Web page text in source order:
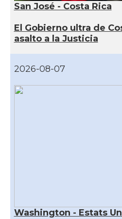
San José - Costa Rica
El Gobierno ultra de
asalto a la Justicia
2026-08-07
Washington - Estats